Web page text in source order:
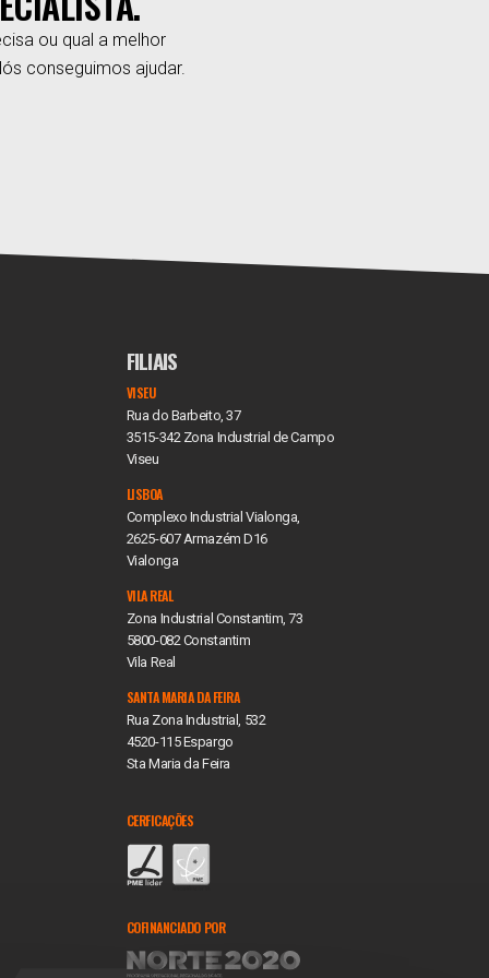
ou qual a melhor
conseguimos ajudar.
FILIAIS
VISEU
Rua do Barbeito, 37
3515-342 Zona Industrial de Campo
Viseu
LISBOA
Complexo Industrial Vialonga,
2625-607 Armazém D16
Vialonga
VILA REAL
Zona Industrial Constantim, 73
5800-082 Constantim
Vila Real
SANTA MARIA DA FEIRA
Rua Zona Industrial, 532
4520-115 Espargo
Sta Maria da Feira
CERFICAÇÕES
COFINANCIADO POR